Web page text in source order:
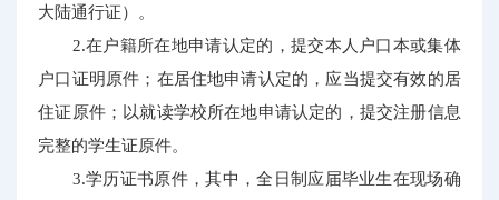
大陆通行证）。
2.在户籍所在地申请认定的，提交本人户口本或集体
户口证明原件；在居住地申请认定的，应当提交有效的居
住证原件；以就读学校所在地申请认定的，提交注册信息
完整的学生证原件。
3.学历证书原件，其中，全日制应届毕业生在现场确